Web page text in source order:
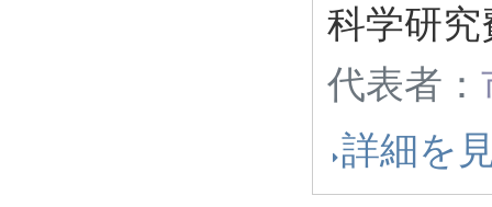
科学研
代表者：
詳細を